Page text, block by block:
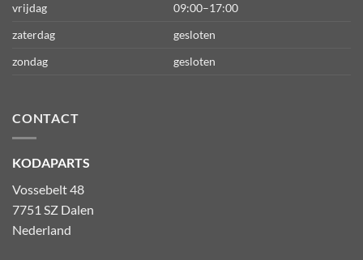
vrijdag
09:00–17:00
zaterdag
gesloten
zondag
gesloten
CONTACT
KODAPARTS
Vossebelt 48
7751 SZ Dalen
Nederland